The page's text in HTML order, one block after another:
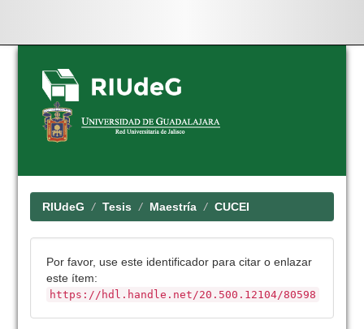
Skip
navigation
RIUdeG Tesis Maestría CUCEI
Por favor, use este identificador para citar o enlazar
este ítem:
https://hdl.handle.net/20.500.12104/80598